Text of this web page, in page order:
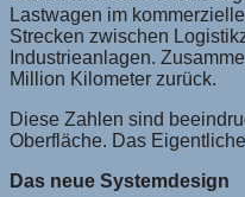
Lastwagen im
Strecken zwischen
Industrieanlagen.
Million Kilometer zurück.
Diese Zahlen sind
Oberfläche. Das
Das neue Systemdesign